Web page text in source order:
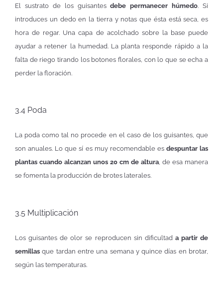
El sustrato de los guisantesdebe permanecer húmedo. Si
introduces un dedo en la tierra y notas que ésta está seca, es
hora de regar. Una capa de acolchado sobre la base puede
ayudar a retener la humedad. La planta responde rápido a la
falta de riego tirando los botones florales, con lo que se echa a
perder la floración.
3.4 Poda
La poda como tal no procede en el caso de los guisantes, que
son anuales. Lo que sí es muy recomendable es despuntar las
plantas cuando alcanzan unos 20 cm de altura, de esa manera
se fomenta la producción de brotes laterales.
3.5 Multiplicación
Los guisantes de olor se reproducen sin dificultad a partir de
semillas que tardan entre una semana y quince días en brotar,
según las temperaturas.